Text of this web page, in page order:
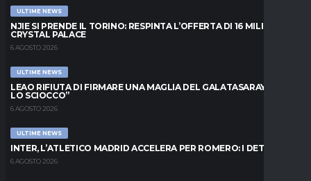
ULTIME NEWS
NJIE SI PRENDE IL TORINO: RESPINTA L’OFFERTA DI 16 MILIONI DAL
CRYSTAL PALACE
6 AGOSTO 2026
ULTIME NEWS
LEAO RIFIUTA DI FIRMARE UNA MAGLIA DEL GALATASARAY: “FAI
LO SCIOCCO”
6 AGOSTO 2026
ULTIME NEWS
INTER, L’ATLETICO MADRID ACCELERA PER ROMERO: I DETTAGLI
6 AGOSTO 2026